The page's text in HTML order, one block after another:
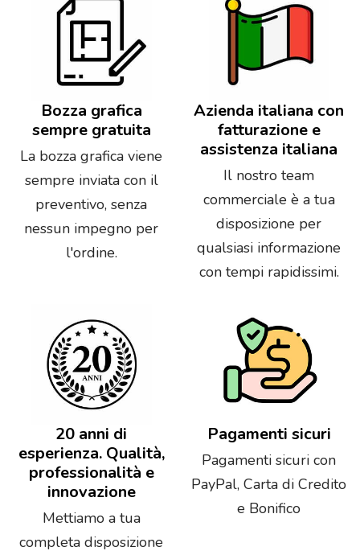
Bozza grafica
sempre gratuita
La bozza grafica viene
sempre inviata con il
preventivo, senza
nessun impegno per
l'ordine.
Azienda italiana con
fatturazione e
assistenza italiana
Il nostro team
commerciale è a tua
disposizione per
qualsiasi informazione
con tempi rapidissimi.
20 anni di
esperienza. Qualità,
professionalità e
innovazione
Mettiamo a tua
completa disposizione
Pagamenti sicuri
Pagamenti sicuri con
PayPal, Carta di Credito
e Bonifico